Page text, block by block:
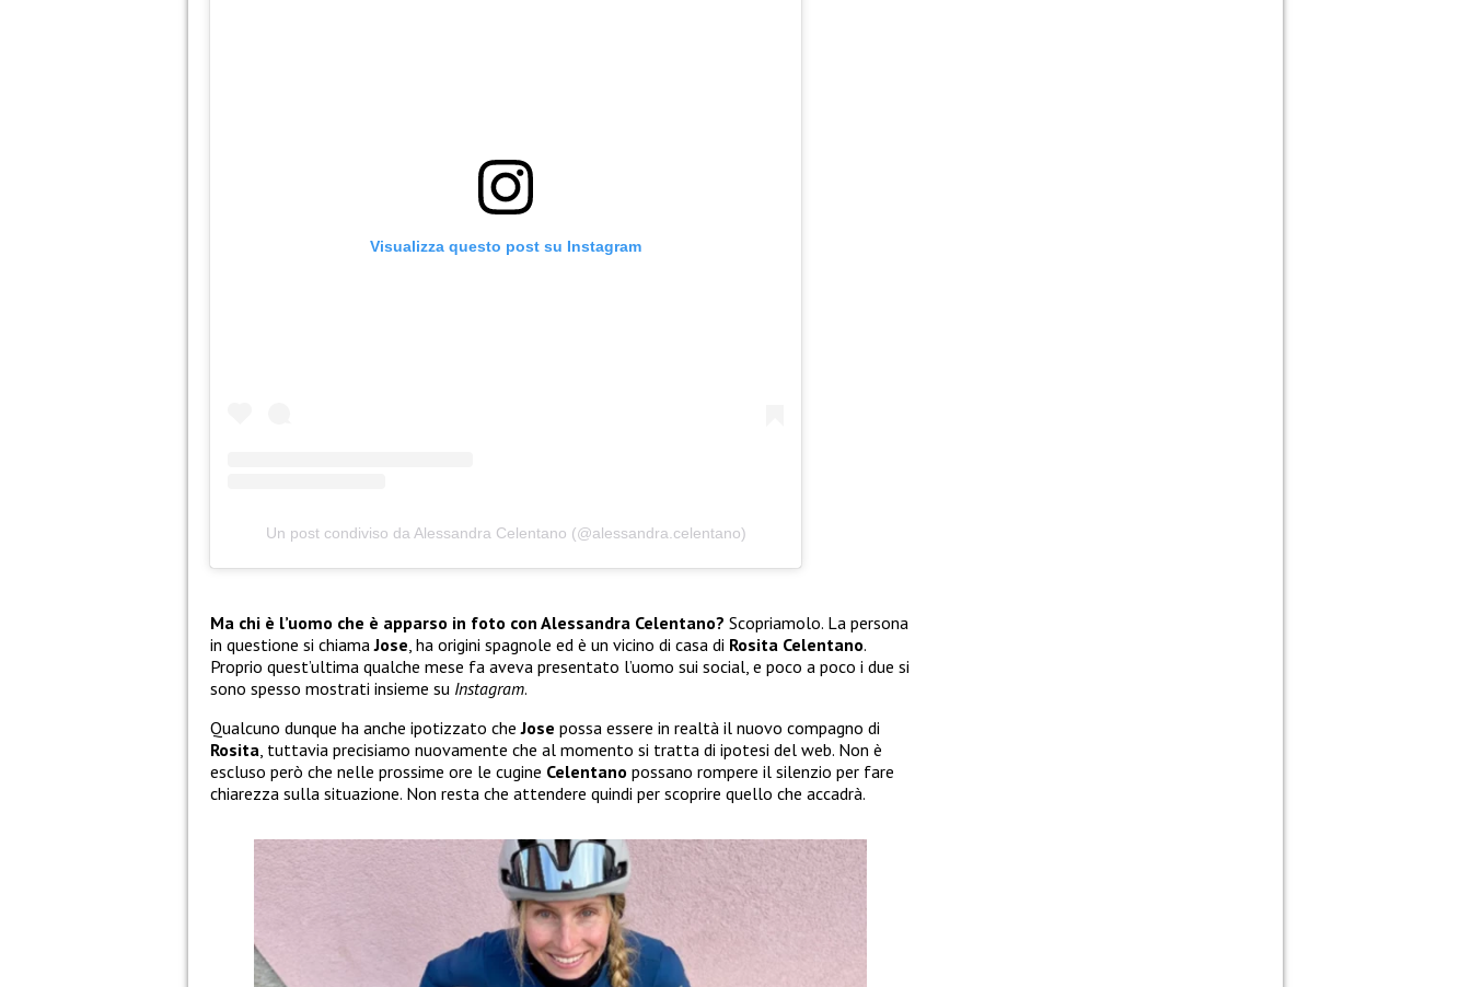
Visualizza questo post su Instagram
Un post condiviso da Alessandra Celentano (@alessandra.celentano)
Ma chi è l’uomo che è apparso in foto con Alessandra Celentano? Scopriamolo. La persona
in questione si chiamaJose , ha origini spagnole ed è un vicino di casa di Rosita Celentano.
Proprio quest’ultima qualche mese fa aveva presentato l’uomo sui social, e poco a poco i due si
sono spesso mostrati insieme su Instagram.
Qualcuno dunque ha anche ipotizzato cheJose possa essere in realtà il nuovo compagno di
Rosita , tuttavia precisiamo nuovamente che al momento si tratta di ipotesi del web. Non è
escluso però che nelle prossime ore le cugine Celentano possano rompere il silenzio per fare
chiarezza sulla situazione. Non resta che attendere quindi per scoprire quello che accadrà.